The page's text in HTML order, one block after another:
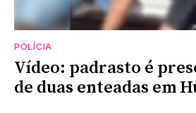
POLÍCIA
Vídeo: padrasto é
de duas enteadas em